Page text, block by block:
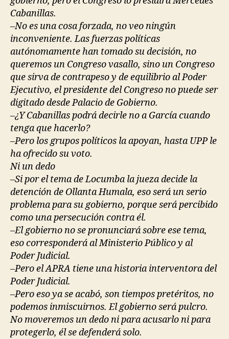
Cabanillas.
–No es una cosa forzada, no veo ningún
inconveniente. Las fuerzas políticas
autónomamente han tomado su decisión, no
queremos un Congreso vasallo, sino un Congreso
que sirva de contrapeso y de equilibrio al Poder
Ejecutivo, el presidente del Congreso no puede ser
digitado desde Palacio de Gobierno.
–¿Y Cabanillas podrá decirle no a García cuando
tenga que hacerlo?
–Pero los grupos políticos la apoyan, hasta UPP le
ha ofrecido su voto.
Ni un dedo
–Si por el tema de Locumba la jueza decide la
detención de Ollanta Humala, eso será un serio
problema para su gobierno, porque será percibido
como una persecución contra él.
–El gobierno no se pronunciará sobre ese tema,
eso corresponderá al Ministerio Público y al
Poder Judicial.
–Pero el APRA tiene una historia interventora del
Poder Judicial.
–Pero eso ya se acabó, son tiempos pretéritos, no
podemos inmiscuirnos. El gobierno será pulcro.
No moveremos un dedo ni para acusarlo ni para
protegerlo, él se defenderá solo.